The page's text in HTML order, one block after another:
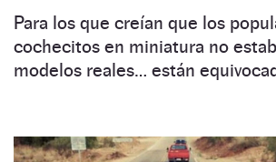
Para los que creían que los
cochecitos en miniatura no
modelos reales… están